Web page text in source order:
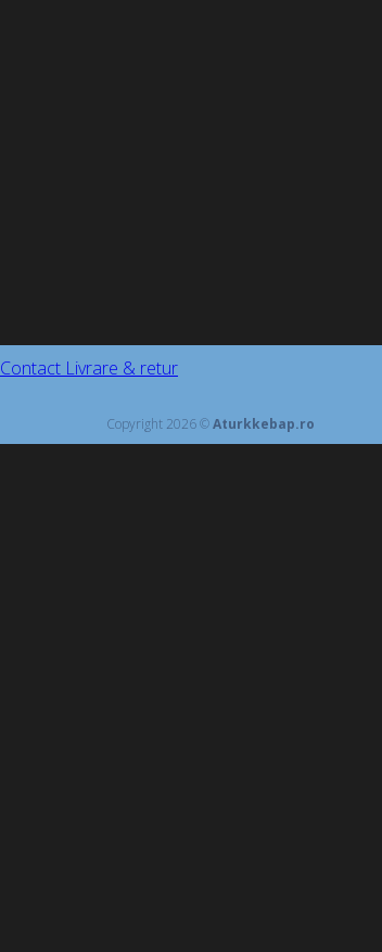
Contact Livrare & retur
Copyright 2026 ©Aturkkebap.ro